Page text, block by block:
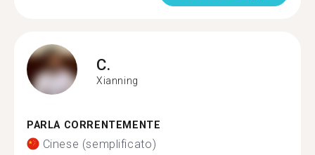
C.
Xianning
PARLA CORRENTEMENTE
Cinese (semplificato)